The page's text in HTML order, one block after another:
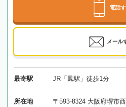
電話
メール
最寄駅 JR「鳳駅」徒歩1分
所在地
〒593-8324 大阪府堺市